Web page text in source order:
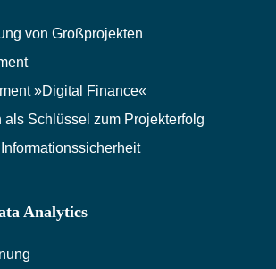
von Großprojekten
»Digital Finance«
als Schlüssel zum Projekterfolg
Analytics